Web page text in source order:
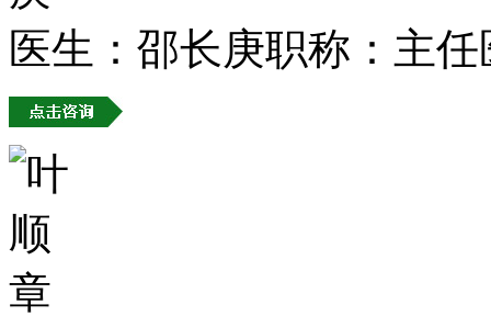
医生：邵长庚职称：主任